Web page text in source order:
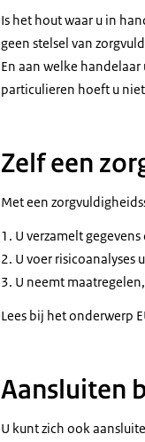
Is het hout waar u in
geen stelsel van
En aan welke
particulieren hoeft u
Zelf een
Met een
U verzamelt
U voer risicoanalyses
U neemt
Lees bij het onderwerp
Aansluiten
U kunt zich ook